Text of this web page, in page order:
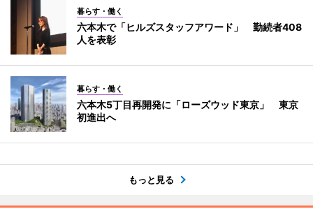
暮らす・働く
六本木で「ヒルズスタッフアワード」 勤続者408
人を表彰
暮らす・働く
六本木5丁目再開発に「ローズウッド東京」 東京
初進出へ
もっと見る